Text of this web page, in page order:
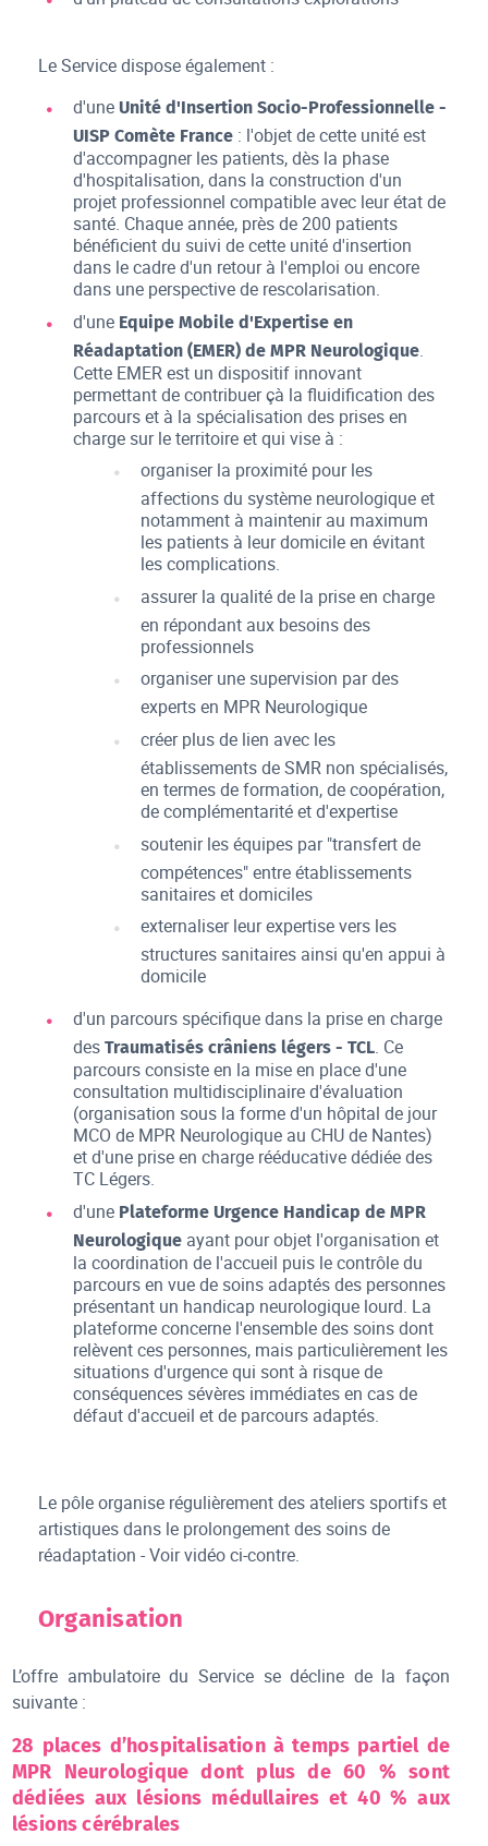
Le Service dispose également :
d'une Unité d'Insertion Socio-Professionnelle -
UISP Comète France : l'objet de cette unité est
d'accompagner les patients, dès la phase
d'hospitalisation, dans la construction d'un
projet professionnel compatible avec leur état de
santé. Chaque année, près de 200 patients
bénéficient du suivi de cette unité d'insertion
dans le cadre d'un retour à l'emploi ou encore
dans une perspective de rescolarisation.
d'une Equipe Mobile d'Expertise en
Réadaptation (EMER) de MPR Neurologique.
Cette EMER est un dispositif innovant
permettant de contribuer çà la fluidification des
parcours et à la spécialisation des prises en
charge sur le territoire et qui vise à :
organiser la proximité pour les
affections du système neurologique et
notamment à maintenir au maximum
les patients à leur domicile en évitant
les complications.
assurer la qualité de la prise en charge
en répondant aux besoins des
professionnels
organiser une supervision par des
experts en MPR Neurologique
créer plus de lien avec les
établissements de SMR non spécialisés,
en termes de formation, de coopération,
de complémentarité et d'expertise
soutenir les équipes par "transfert de
compétences" entre établissements
sanitaires et domiciles
externaliser leur expertise vers les
structures sanitaires ainsi qu'en appui à
domicile
d'un parcours spécifique dans la prise en charge
desTraumatisés crâniens légers - TCL. Ce
parcours consiste en la mise en place d'une
consultation multidisciplinaire d'évaluation
(organisation sous la forme d'un hôpital de jour
MCO de MPR Neurologique au CHU de Nantes)
et d'une prise en charge rééducative dédiée des
TC Légers.
d'une Plateforme Urgence Handicap de MPR
Neurologique ayant pour objet l'organisation et
la coordination de l'accueil puis le contrôle du
parcours en vue de soins adaptés des personnes
présentant un handicap neurologique lourd. La
plateforme concerne l'ensemble des soins dont
relèvent ces personnes, mais particulièrement les
situations d'urgence qui sont à risque de
conséquences sévères immédiates en cas de
défaut d'accueil et de parcours adaptés.
Le pôle organise régulièrement des ateliers sportifs et
artistiques dans le prolongement des soins de
réadaptation - Voir vidéo ci-contre.
Organisation
L’offre ambulatoire du Service se décline de la façon
suivante :
28 places d’hospitalisation à temps partiel de
MPR Neurologique dont plus de 60 % sont
dédiées aux lésions médullaires et 40 % aux
lésions cérébrales